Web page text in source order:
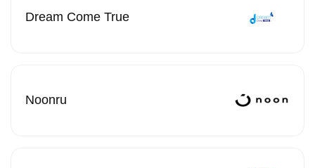
Dream Come True
Noonru